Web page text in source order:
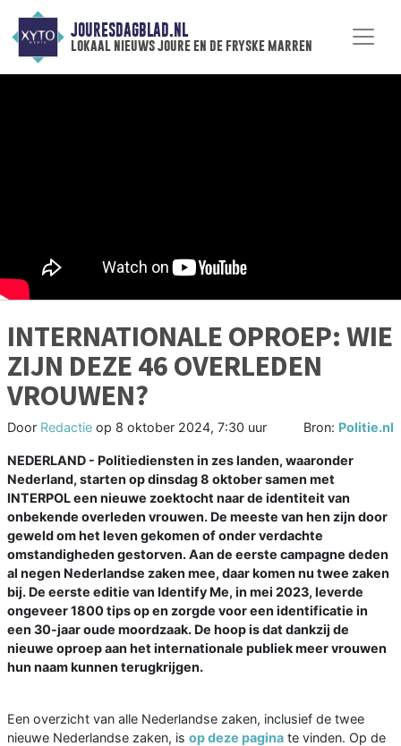
JOURESDAGBLAD.NL
lokaal nieuws joure en de fryske marren
INTERNATIONALE OPROEP: WIE
ZIJN DEZE 46 OVERLEDEN
VROUWEN?
Door Redactie op 8 oktober 2024, 7:30 uur Bron: Politie.nl
NEDERLAND - Politiediensten in zes landen, waaronder
Nederland, starten op dinsdag 8 oktober samen met
INTERPOL een nieuwe zoektocht naar de identiteit van
onbekende overleden vrouwen. De meeste van hen zijn door
geweld om het leven gekomen of onder verdachte
omstandigheden gestorven. Aan de eerste campagne deden
al negen Nederlandse zaken mee, daar komen nu twee zaken
bij. De eerste editie van Identify Me, in mei 2023, leverde
ongeveer 1800 tips op en zorgde voor een identificatie in
een 30-jaar oude moordzaak. De hoop is dat dankzij de
nieuwe oproep aan het internationale publiek meer vrouwen
hun naam kunnen terugkrijgen.
Een overzicht van alle Nederlandse zaken, inclusief de twee
nieuwe Nederlandse zaken, is op deze pagina te vinden. Op de